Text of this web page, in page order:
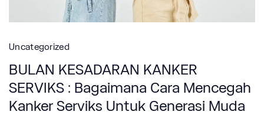
Uncategorized
BULAN KESADARAN KANKER
SERVIKS : Bagaimana Cara Mencegah
Kanker Serviks Untuk Generasi Muda